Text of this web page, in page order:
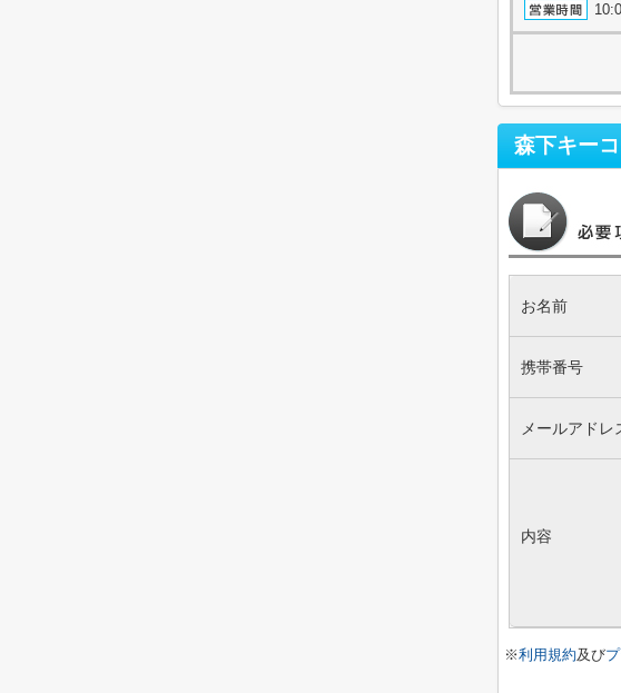
森下キー
お名前
携帯番号
メールアドレ
内容
※利用規約及び